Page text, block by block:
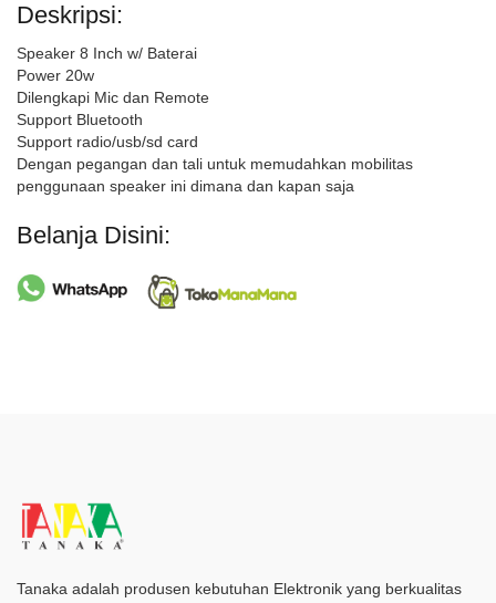
Deskripsi:
Speaker 8 Inch w/ Baterai
Power 20w
Dilengkapi Mic dan Remote
Support Bluetooth
Support radio/usb/sd card
Dengan pegangan dan tali untuk memudahkan mobilitas
penggunaan speaker ini dimana dan kapan saja
Belanja Disini:
Tanaka adalah produsen kebutuhan Elektronik yang berkualitas